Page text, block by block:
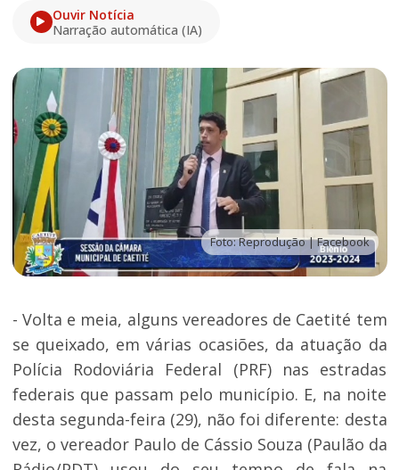
Ouvir Notícia
Narração automática (IA)
Foto: Reprodução | Facebook
- Volta e meia, alguns vereadores de Caetité tem
se queixado, em várias ocasiões, da atuação da
Polícia Rodoviária Federal (PRF) nas estradas
federais que passam pelo município. E, na noite
desta segunda-feira (29), não foi diferente: desta
vez, o vereador Paulo de Cássio Souza (Paulão da